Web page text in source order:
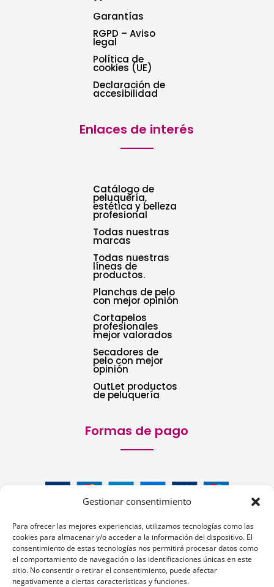
Gestionar consentimiento
Para ofrecer las mejores experiencias, utilizamos tecnologías como las
cookies para almacenar y/o acceder a la información del dispositivo. El
consentimiento de estas tecnologías nos permitirá procesar datos como
el comportamiento de navegación o las identificaciones únicas en este
sitio. No consentir o retirar el consentimiento, puede afectar
negativamente a ciertas características y funciones.
Garantías
RGPD – Aviso
legal
Política de
cookies (UE)
Declaración de
accesibilidad
Enlaces de interés
Catálogo de
peluquería,
estética y belleza
profesional
Todas nuestras
marcas
Todas nuestras
líneas de
productos.
Planchas de pelo
con mejor opinión
Cortapelos
profesionales
mejor valorados
Secadores de
pelo con mejor
opinión
OutLet productos
de peluquería
Formas de pago
Siguenos: